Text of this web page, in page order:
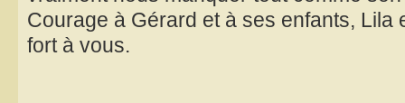
Courage à Gérard et à ses enfants, Lila
fort à vous.